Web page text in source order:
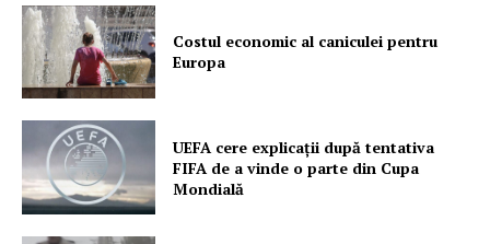
PRESShub
Despre noi / Echipa
Proiecte editoriale
Rețea
Contact
Costul economic al caniculei pentru
Europa
UEFA cere explicații după tentativa
FIFA de a vinde o parte din Cupa
Mondială